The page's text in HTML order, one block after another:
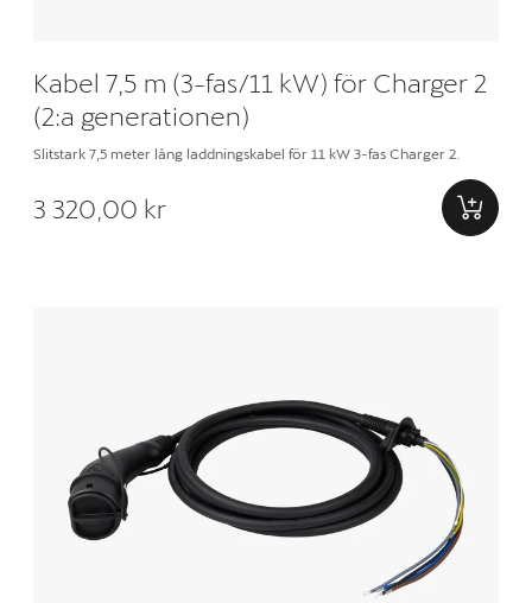
Kabel 7,5 m (3-fas/11 kW) för Charger 2
(2:a generationen)
Slitstark 7,5 meter lång laddningskabel för 11 kW 3-fas Charger 2.
3 320,00 kr